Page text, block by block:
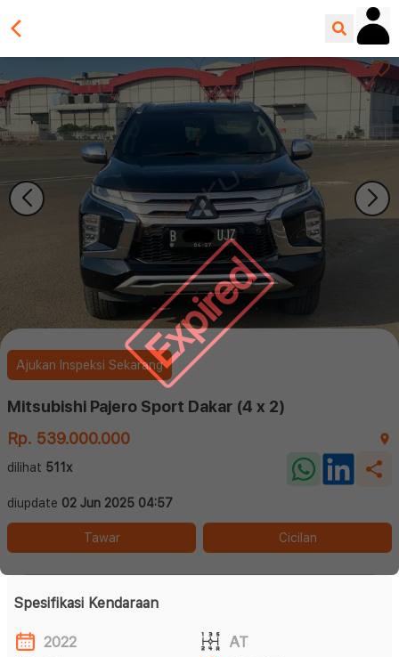
Expired
Ajukan Inspeksi Sekarang
Mitsubishi Pajero Sport Dakar (4 x 2)
Rp. 539.000.000
dilihat 511x
diupdate 02 Jun 2025 04:57
Tawar Cicilan
Spesifikasi Kendaraan
2022
AT